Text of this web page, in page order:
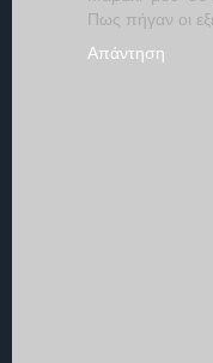
Πως πήγαν οι
Απάντηση